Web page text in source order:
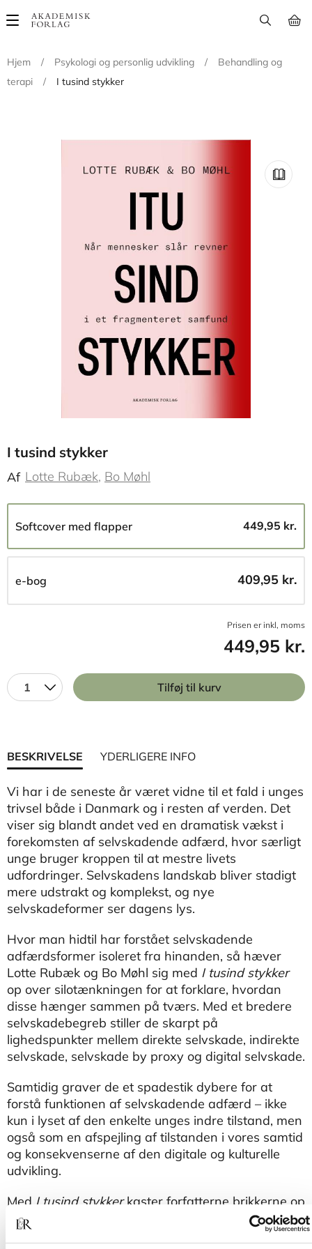
Main
Hjem
/ Psykologi og personlig udvikling /
Behandling og
terapi
/ I tusind stykker
I tusind stykker
Af Lotte Rubæk Bo Møhl
Softcover med flapper 449,95 kr.
e-bog 409,95 kr.
Prisen er inkl, moms
449,95 kr.
1 Tilføj til kurv
BESKRIVELSE YDERLIGERE INFO
Vi har i de seneste år været vidne til et fald i unges
trivsel både i Danmark og i resten af verden. Det
viser sig blandt andet ved en dramatisk vækst i
forekomsten af selvskadende adfærd, hvor særligt
unge bruger kroppen til at mestre livets
udfordringer. Selvskadens landskab bliver stadigt
mere udstrakt og komplekst, og nye
selvskadeformer ser dagens lys.
Hvor man hidtil har forstået selvskadende
adfærdsformer isoleret fra hinanden, så hæver
Lotte Rubæk og Bo Møhl sig med I tusind stykker
op over silotænkningen for at forklare, hvordan
disse hænger sammen på tværs. Med et bredere
selvskadebegreb stiller de skarpt på
lighedspunkter mellem direkte selvskade, indirekte
selvskade, selvskade by proxy og digital selvskade.
Samtidig graver de et spadestik dybere for at
forstå funktionen af selvskadende adfærd – ikke
kun i lyset af den enkelte unges indre tilstand, men
også som en afspejling af tilstanden i vores samtid
og konsekvenserne af den digitale og kulturelle
udvikling.
Med I tusind stykkerkaster forfatterne brikkerne op
i luften, når de på baggrund af den nyeste
forskning giver læseren indsigt i, hvordan kulturelle